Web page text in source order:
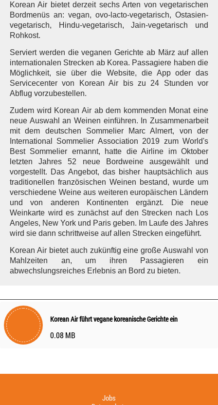
Korean Air bietet derzeit sechs Arten von vegetarischen
Bordmenüs an: vegan, ovo-lacto-vegetarisch, Ostasien-
vegetarisch, Hindu-vegetarisch, Jain-vegetarisch und
Rohkost.
Serviert werden die veganen Gerichte ab März auf allen
internationalen Strecken ab Korea. Passagiere haben die
Möglichkeit, sie über die Website, die App oder das
Servicecenter von Korean Air bis zu 24 Stunden vor
Abflug vorzubestellen.
Zudem wird Korean Air ab dem kommenden Monat eine
neue Auswahl an Weinen einführen. In Zusammenarbeit
mit dem deutschen Sommelier Marc Almert, von der
International Sommelier Association 2019 zum World's
Best Sommelier ernannt, hatte die Airline im Oktober
letzten Jahres 52 neue Bordweine ausgewählt und
vorgestellt. Das Angebot, das bisher hauptsächlich aus
traditionellen französischen Weinen bestand, wurde um
verschiedene Weine aus weiteren europäischen Ländern
und von anderen Kontinenten ergänzt. Die neue
Weinkarte wird es zunächst auf den Strecken nach Los
Angeles, New York und Paris geben. Im Laufe des Jahres
wird sie dann schrittweise auf allen Strecken eingeführt.
Korean Air bietet auch zukünftig eine große Auswahl von
Mahlzeiten an, um ihren Passagieren ein
abwechslungsreiches Erlebnis an Bord zu bieten.
Korean Air führt vegane koreanische Gerichte ein
0.08 MB
Jobs